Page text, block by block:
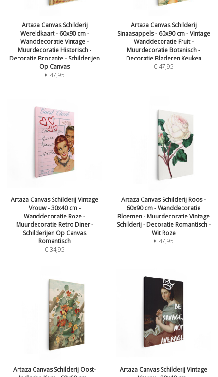
Artaza Canvas Schilderij
Wereldkaart - 60x90 cm -
Wanddecoratie Vintage -
Muurdecoratie Historisch -
Decoratie Brocante - Schilderijen
Op Canvas
€47,95
Artaza Canvas Schilderij
Sinaasappels - 60x90 cm - Vintage
Wanddecoratie Fruit -
Muurdecoratie Botanisch -
Decoratie Bladeren Keuken
€47,95
Artaza Canvas Schilderij Vintage
Vrouw - 30x40 cm -
Wanddecoratie Roze -
Muurdecoratie Retro Diner -
Schilderijen Op Canvas
Romantisch
€34,95
Artaza Canvas Schilderij Roos -
60x90 cm - Wanddecoratie
Bloemen - Muurdecoratie Vintage
Schilderij - Decoratie Romantisch -
Wit Roze
€47,95
Artaza Canvas Schilderij Oost-
Artaza Canvas Schilderij Vintage